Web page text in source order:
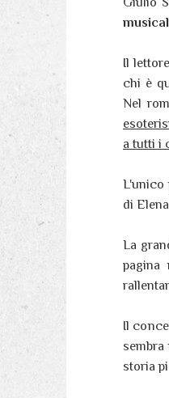
Il
chi è
Nel
a tutti i
L'unico
di
La
pagina
Il
storia